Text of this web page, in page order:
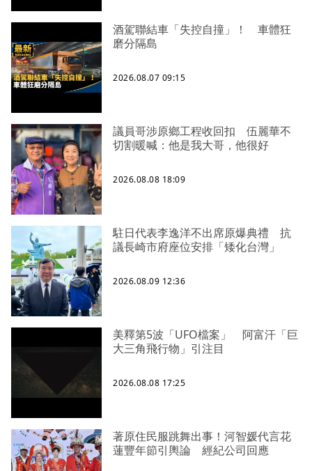
酒駕聯結車「失控自撞」！ 車體狂
磨分隔島
2026.08.07 09:15
議員哥涉原鄉工程收回扣 伍麗華不
切割暖喊：他是我大哥，他很好
2026.08.08 18:09
駐日代表李逸洋不出席原爆典禮 抗
議長崎市府座位安排「矮化台灣」
2026.08.09 12:36
美釋第5波「UFO檔案」 阿富汗「巨
大三角飛行物」引注目
2026.08.08 17:25
著原住民服跳舞出事！河智媛代言花
蓮豐年節引輿論 經紀公司回應